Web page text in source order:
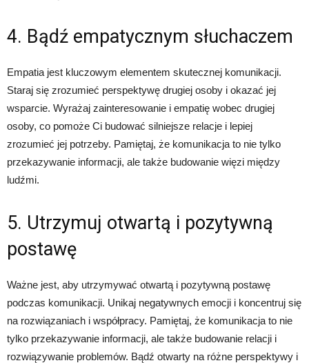
4. Bądź empatycznym słuchaczem
Empatia jest kluczowym elementem skutecznej komunikacji.
Staraj się zrozumieć perspektywę drugiej osoby i okazać jej
wsparcie. Wyrażaj zainteresowanie i empatię wobec drugiej
osoby, co pomoże Ci budować silniejsze relacje i lepiej
zrozumieć jej potrzeby. Pamiętaj, że komunikacja to nie tylko
przekazywanie informacji, ale także budowanie więzi między
ludźmi.
5. Utrzymuj otwartą i pozytywną
postawę
Ważne jest, aby utrzymywać otwartą i pozytywną postawę
podczas komunikacji. Unikaj negatywnych emocji i koncentruj się
na rozwiązaniach i współpracy. Pamiętaj, że komunikacja to nie
tylko przekazywanie informacji, ale także budowanie relacji i
rozwiązywanie problemów. Bądź otwarty na różne perspektywy i